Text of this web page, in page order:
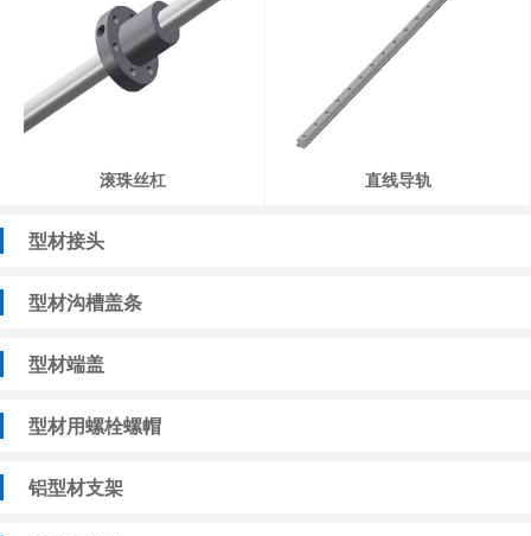
滚珠丝杠 直线导轨
型材接头
型材沟槽盖条
型材端盖
型材用螺栓螺帽
铝型材支架